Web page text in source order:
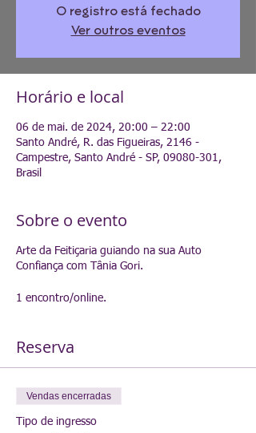
O registro está fechado
Ver outros eventos
Horário e local
06 de mai. de 2024, 20:00 – 22:00
Santo André, R. das Figueiras, 2146 -
Campestre, Santo André - SP, 09080-301,
Brasil
Sobre o evento
Arte da Feitiçaria guiando na sua Auto
Confiança com Tânia Gori.
1 encontro/online.
Reserva
Vendas encerradas
Tipo de ingresso